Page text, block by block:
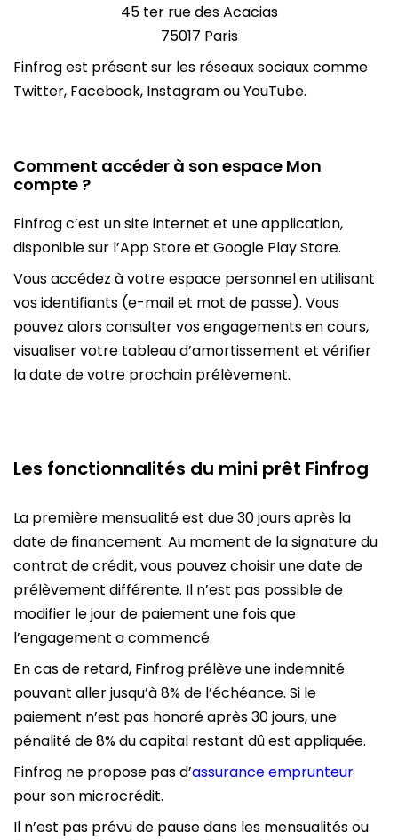
45 ter rue des Acacias
75017 Paris
Finfrog est présent sur les réseaux sociaux comme
Twitter, Facebook, Instagram ou YouTube.
Comment accéder à son espace Mon
compte ?
Finfrog c’est un site internet et une application,
disponible sur l’App Store et Google Play Store.
Vous accédez à votre espace personnel en utilisant
vos identifiants (e-mail et mot de passe). Vous
pouvez alors consulter vos engagements en cours,
visualiser votre tableau d’amortissement et vérifier
la date de votre prochain prélèvement.
Les fonctionnalités du mini prêt Finfrog
La première mensualité est due 30 jours après la
date de financement. Au moment de la signature du
contrat de crédit, vous pouvez choisir une date de
prélèvement différente. Il n’est pas possible de
modifier le jour de paiement une fois que
l’engagement a commencé.
En cas de retard, Finfrog prélève une indemnité
pouvant aller jusqu’à 8% de l’échéance. Si le
paiement n’est pas honoré après 30 jours, une
pénalité de 8% du capital restant dû est appliquée.
Finfrog ne propose pas d’assurance emprunteur
pour son microcrédit.
Il n’est pas prévu de pause dans les mensualités ou